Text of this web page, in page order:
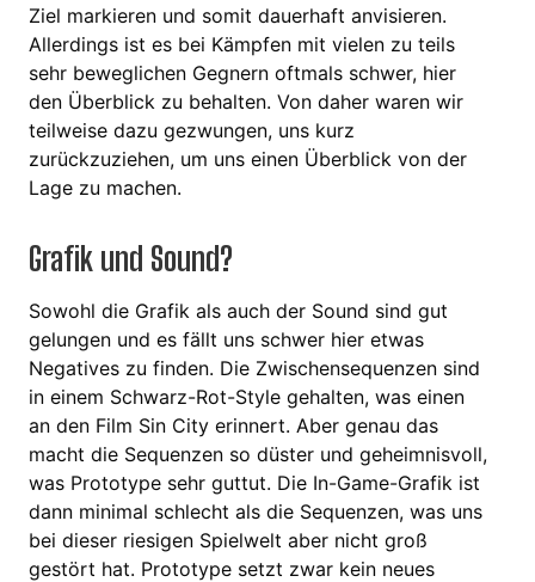
Ziel markieren und somit dauerhaft anvisieren.
Allerdings ist es bei Kämpfen mit vielen zu teils
sehr beweglichen Gegnern oftmals schwer, hier
den Überblick zu behalten. Von daher waren wir
teilweise dazu gezwungen, uns kurz
zurückzuziehen, um uns einen Überblick von der
Lage zu machen.
Grafik und Sound?
Sowohl die Grafik als auch der Sound sind gut
gelungen und es fällt uns schwer hier etwas
Negatives zu finden. Die Zwischensequenzen sind
in einem Schwarz-Rot-Style gehalten, was einen
an den Film Sin City erinnert. Aber genau das
macht die Sequenzen so düster und geheimnisvoll,
was Prototype sehr guttut. Die In-Game-Grafik ist
dann minimal schlecht als die Sequenzen, was uns
bei dieser riesigen Spielwelt aber nicht groß
gestört hat. Prototype setzt zwar kein neues